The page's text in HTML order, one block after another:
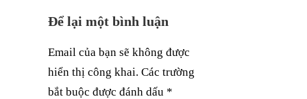
Để lại một bình luận
Email của bạn sẽ không được
hiển thị công khai. Các trường
bắt buộc được đánh dấu *